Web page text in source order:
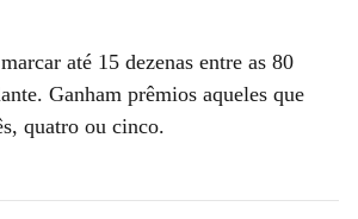
até 15 dezenas entre as 80
Ganham prêmios aqueles que
quatro ou cinco.